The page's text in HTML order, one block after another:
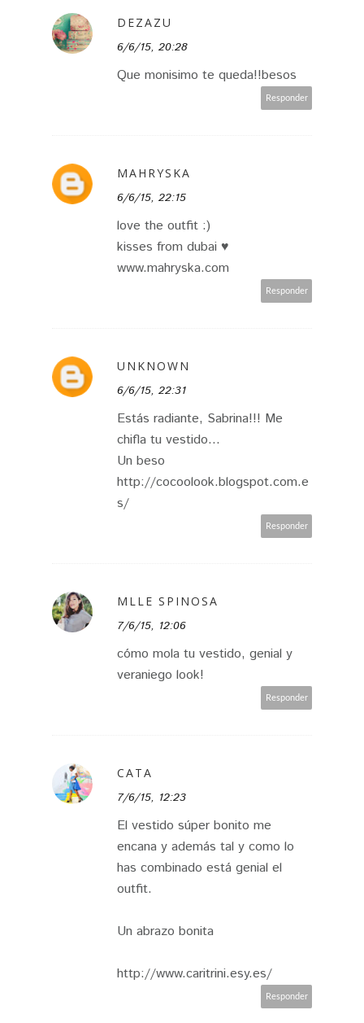
DEZAZU
6/6/15, 20:28
Que monisimo te queda!!besos
Responder
MAHRYSKA
6/6/15, 22:15
love the outfit :)
kisses from dubai ♥
www.mahryska.com
Responder
UNKNOWN
6/6/15, 22:31
Estás radiante, Sabrina!!! Me
chifla tu vestido...
Un beso
http://cocoolook.blogspot.com.e
s/
Responder
MLLE SPINOSA
7/6/15, 12:06
cómo mola tu vestido, genial y
veraniego look!
Responder
CATA
7/6/15, 12:23
El vestido súper bonito me
encana y además tal y como lo
has combinado está genial el
outfit.
Un abrazo bonita
http://www.caritrini.esy.es/
Responder